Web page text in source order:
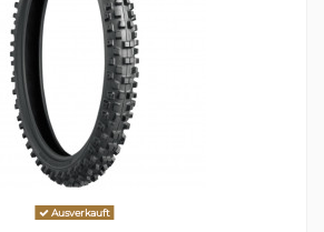
Ausverkauft